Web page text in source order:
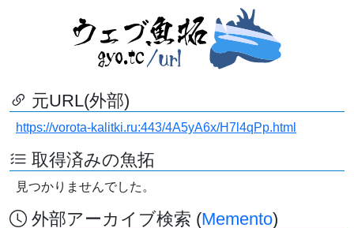
元URL(外部)
https://vorota-kalitki.ru:443/4A5yA6x/H7l4qPp.html
取得済みの魚拓
見つかりませんでした。
外部アーカイブ検索 (Memento)